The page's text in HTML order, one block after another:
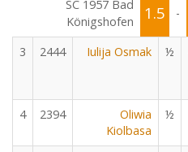
SC 1957 Bad
Königshofen
1.5 -
3
2444 Iulija Osmak ½
4 2394
Oliwia
Kiolbasa
½